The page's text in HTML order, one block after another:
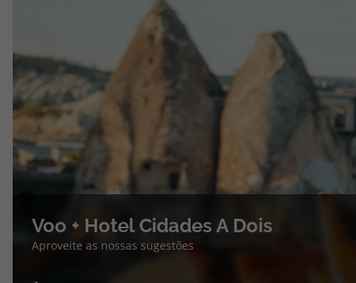
Voo + Hotel Cidades A Dois
Aproveite as nossas sugestões